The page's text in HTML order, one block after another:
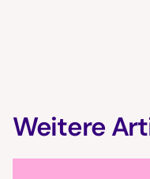
Weitere